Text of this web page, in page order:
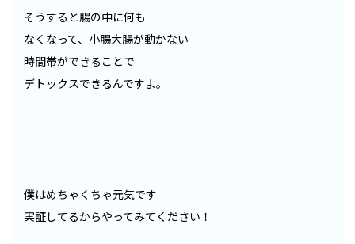
そうすると腸の中に何も
なくなって、小腸大腸が動かない
時間帯ができることで
デトックスできるんですよ。
僕はめちゃくちゃ元気です
実証してるからやってみてください！